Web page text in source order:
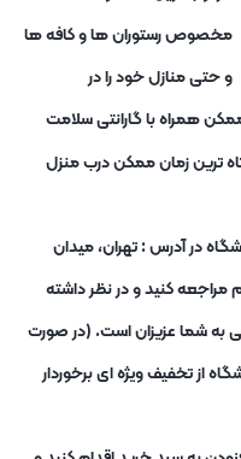
مخصوص رستوران ها و کافه ها
و حتی منازل خود را در
همراه با گارانتی سلامت
ترین زمان ممکن درب منزل
در آدرس : تهران، میدان
9 و 11، طبقه سوم مراجعه کنید و در نظر داشته
به شما عزیزان است. (در صورت
از تخفیف ویژه ای برخوردار